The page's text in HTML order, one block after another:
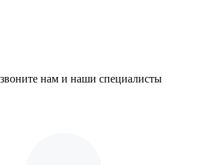
нам и наши специалисты